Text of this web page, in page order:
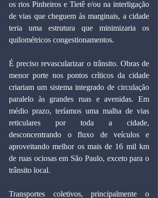
os rios Pinheiros e Tietê e/ou na interligação
de vias que cheguem às marginais, a cidade
teria uma estrutura que minimizaria os
quilométricos congestionamentos.
É preciso revascularizar o trânsito. Obras de
menor porte nos pontos críticos da cidade
criariam um sistema integrado de circulação
paralelo às grandes ruas e avenidas. Em
médio prazo, teríamos uma malha de vias
reticulares por toda a cidade,
desconcentrando o fluxo de veículos e
aproveitando melhor os mais de 16 mil km
de ruas ociosas em São Paulo, exceto para o
trânsito local.
Transportes coletivos, principalmente o